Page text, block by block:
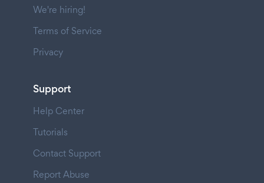
We're hiring!
Terms of Service
Privacy
Support
Help Center
Tutorials
Contact Support
Report Abuse